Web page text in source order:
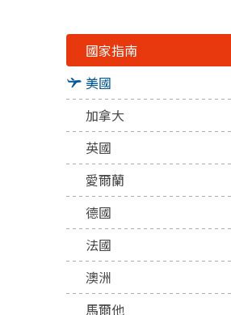
國家指南
美國
加拿大
英國
愛爾蘭
德國
法國
澳洲
馬爾他